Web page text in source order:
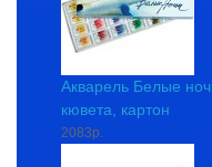
Акварель Белые
кювета, картон
2083р.